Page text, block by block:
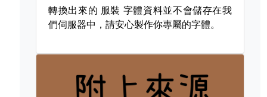
轉換出來的 服裝 字體資料並不會儲存在我
們伺服器中，請安心製作你專屬的字體。